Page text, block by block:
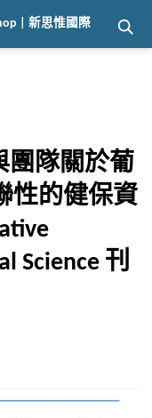
| 新思惟國際
團隊關於葡
性的健保資
Science 刊